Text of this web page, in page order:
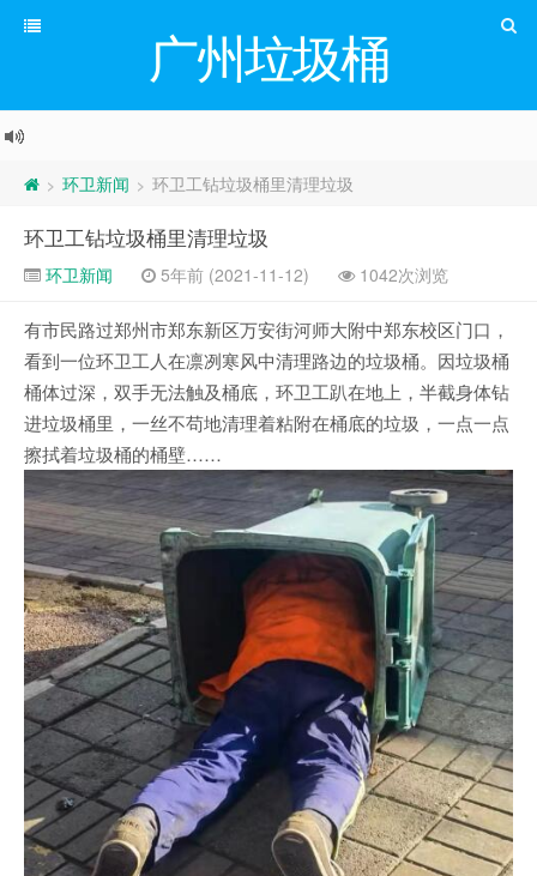
广州垃圾桶
> 环卫新闻 > 环卫工钻垃圾桶里清理垃圾
环卫工钻垃圾桶里清理垃圾
环卫新闻 5年前 (2021-11-12) 1042次浏览
有市民路过郑州市郑东新区万安街河师大附中郑东校区门口，
看到一位环卫工人在凛冽寒风中清理路边的垃圾桶。因垃圾桶
桶体过深，双手无法触及桶底，环卫工趴在地上，半截身体钻
进垃圾桶里，一丝不苟地清理着粘附在桶底的垃圾，一点一点
擦拭着垃圾桶的桶壁……